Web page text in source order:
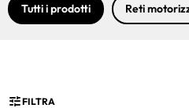
Tutti i prodotti Reti
FILTRA